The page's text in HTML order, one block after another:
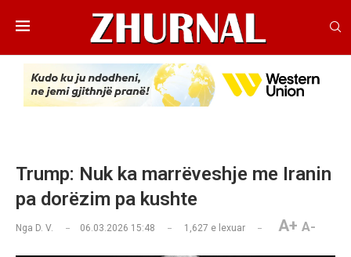
Trump: Nuk ka marrëveshje me Iranin
pa dorëzim pa kushte
Nga D. V. 06.03.2026 15:48 1,627 e lexuar A+ A-